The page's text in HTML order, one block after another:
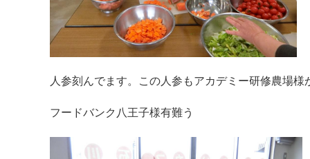
人参刻んでます。この人参もアカデミー研修農場様
フードバンク八王子様有難う